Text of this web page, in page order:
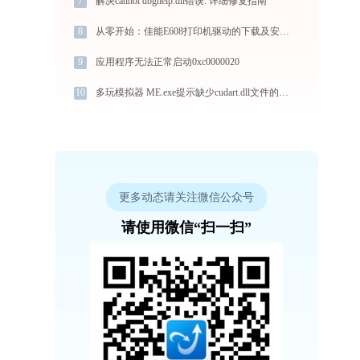
8 从零开始：佳能E608打印机驱动的下载及安装流程
9 应用程序无法正常启动0xc0000020
10 多玩模拟器 ME.exe提示缺少cudart.dll文件的解决办法
更多动态请关注微信公众号
请使用微信“扫一扫”